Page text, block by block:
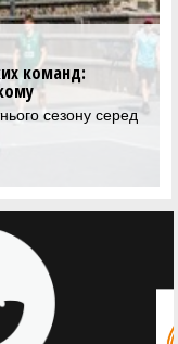
команд:
сезону серед